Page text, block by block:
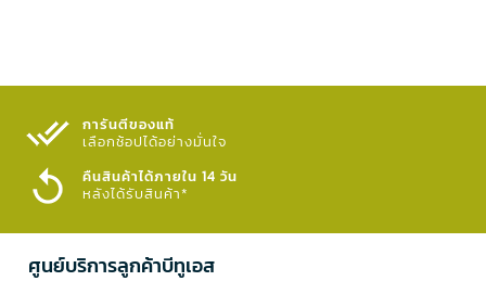
การันตีของแท้
เลือกช้อปได้อย่างมั่นใจ​
คืนสินค้าได้ภายใน 14 วัน
หลังได้รับสินค้า*
ศูนย์บริการลูกค้าบีทูเอส